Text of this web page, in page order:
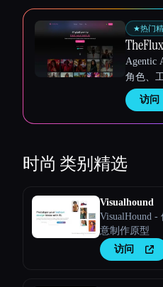
Esc
★热门
Agentic
角色、
访问
时尚 类别精选
Visualhound
VisualHound
意制作原型
访问